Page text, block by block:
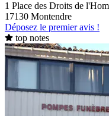
1 Place des Droits de
17130 Montendre
Déposez le premier avis !
top notes